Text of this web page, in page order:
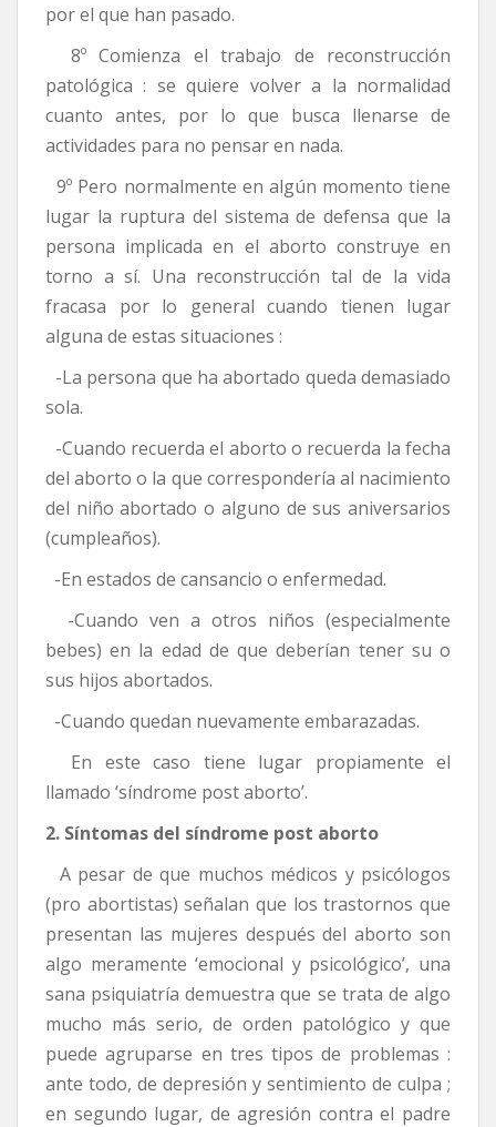
por el que han pasado.
8º Comienza el trabajo de reconstrucción
patológica : se quiere volver a la normalidad
cuanto antes, por lo que busca llenarse de
actividades para no pensar en nada.
9º Pero normalmente en algún momento tiene
lugar la ruptura del sistema de defensa que la
persona implicada en el aborto construye en
torno a sí. Una reconstrucción tal de la vida
fracasa por lo general cuando tienen lugar
alguna de estas situaciones :
-La persona que ha abortado queda demasiado
sola.
-Cuando recuerda el aborto o recuerda la fecha
del aborto o la que correspondería al nacimiento
del niño abortado o alguno de sus aniversarios
(cumpleaños).
-En estados de cansancio o enfermedad.
-Cuando ven a otros niños (especialmente
bebes) en la edad de que deberían tener su o
sus hijos abortados.
-Cuando quedan nuevamente embarazadas.
En este caso tiene lugar propiamente el
llamado ‘síndrome post aborto’.
2. Síntomas del síndrome post aborto
A pesar de que muchos médicos y psicólogos
(pro abortistas) señalan que los trastornos que
presentan las mujeres después del aborto son
algo meramente ‘emocional y psicológico’, una
sana psiquiatría demuestra que se trata de algo
mucho más serio, de orden patológico y que
puede agruparse en tres tipos de problemas :
ante todo, de depresión y sentimiento de culpa ;
en segundo lugar, de agresión contra el padre